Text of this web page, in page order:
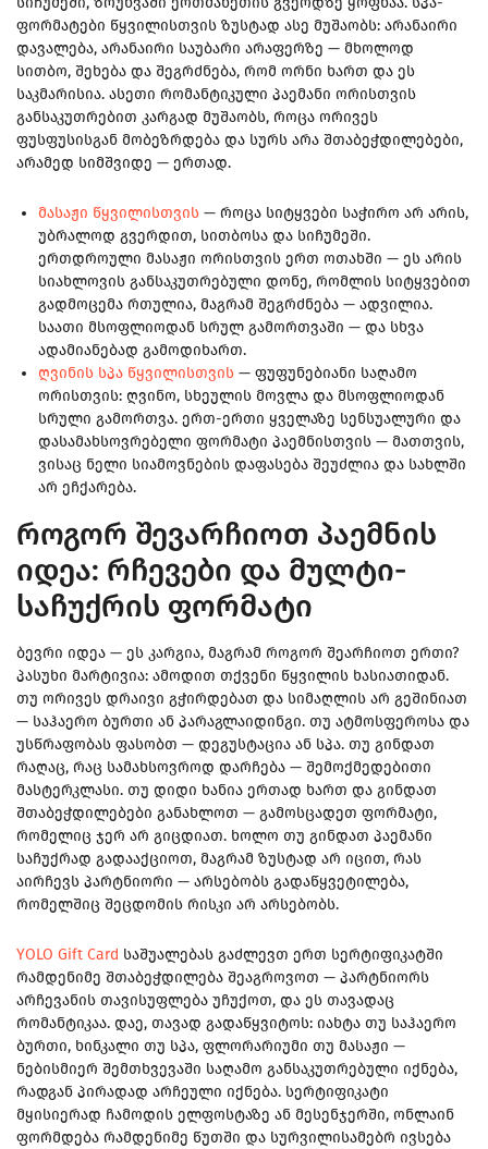
ფორმატები წყვილისთვის ზუსტად ასე მუშაობს: არანაირი
დავალება, არანაირი საუბარი არაფერზე — მხოლოდ
სითბო, შეხება და შეგრძნება, რომ ორნი ხართ და ეს
საკმარისია. ასეთი რომანტიკული პაემანი ორისთვის
განსაკუთრებით კარგად მუშაობს, როცა ორივეს
ფუსფუსისგან მობეზრდება და სურს არა შთაბეჭდილებები,
არამედ სიმშვიდე — ერთად.
მასაჟი წყვილისთვის — როცა სიტყვები საჭირო არ არის,
უბრალოდ გვერდით, სითბოსა და სიჩუმეში.
ერთდროული მასაჟი ორისთვის ერთ ოთახში — ეს არის
სიახლოვის განსაკუთრებული დონე, რომლის სიტყვებით
გადმოცემა რთულია, მაგრამ შეგრძნება — ადვილია.
საათი მსოფლიოდან სრულ გამორთვაში — და სხვა
ადამიანებად გამოდიხართ.
ღვინის სპა წყვილისთვის — ფუფუნებიანი საღამო
ორისთვის: ღვინო, სხეულის მოვლა და მსოფლიოდან
სრული გამორთვა. ერთ-ერთი ყველაზე სენსუალური და
დასამახსოვრებელი ფორმატი პაემნისთვის — მათთვის,
ვისაც ნელი სიამოვნების დაფასება შეუძლია და სახლში
არ ეჩქარება.
როგორ შევარჩიოთ პაემნის
იდეა: რჩევები და მულტი-
საჩუქრის ფორმატი
ბევრი იდეა — ეს კარგია, მაგრამ როგორ შეარჩიოთ ერთი?
პასუხი მარტივია: ამოდით თქვენი წყვილის ხასიათიდან.
თუ ორივეს დრაივი გჭირდებათ და სიმაღლის არ გეშინიათ
— საჰაერო ბურთი ან პარაგლაიდინგი. თუ ატმოსფეროსა და
უსწრაფობას ფასობთ — დეგუსტაცია ან სპა. თუ გინდათ
რაღაც, რაც სამახსოვროდ დარჩება — შემოქმედებითი
მასტერკლასი. თუ დიდი ხანია ერთად ხართ და გინდათ
შთაბეჭდილებები განახლოთ — გამოსცადეთ ფორმატი,
რომელიც ჯერ არ გიცდიათ. ხოლო თუ გინდათ პაემანი
საჩუქრად გადააქციოთ, მაგრამ ზუსტად არ იცით, რას
აირჩევს პარტნიორი — არსებობს გადაწყვეტილება,
რომელშიც შეცდომის რისკი არ არსებობს.
YOLO Gift Card საშუალებას გაძლევთ ერთ სერტიფიკატში
რამდენიმე შთაბეჭდილება შეაგროვოთ — პარტნიორს
არჩევანის თავისუფლება უჩუქოთ, და ეს თავადაც
რომანტიკაა. დაე, თავად გადაწყვიტოს: იახტა თუ საჰაერო
ბურთი, ხინკალი თუ სპა, ფლორარიუმი თუ მასაჟი —
ნებისმიერ შემთხვევაში საღამო განსაკუთრებული იქნება,
რადგან პირადად არჩეული იქნება. სერტიფიკატი
მყისიერად ჩამოდის ელფოსტაზე ან მესენჯერში, ონლაინ
ფორმდება რამდენიმე წუთში და სურვილისამებრ ივსება